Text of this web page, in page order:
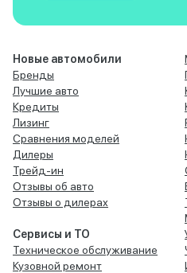
Новые автомобили
Бренды
Лучшие авто
Кредиты
Лизинг
Сравнения моделей
Дилеры
Трейд-ин
Отзывы об авто
Отзывы о дилерах
Сервисы и ТО
Техническое обслуживание
Кузовной ремонт